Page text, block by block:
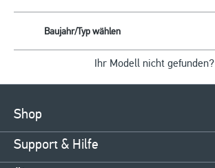
Ihr Modell nicht gefunden?
Shop
Support & Hilfe